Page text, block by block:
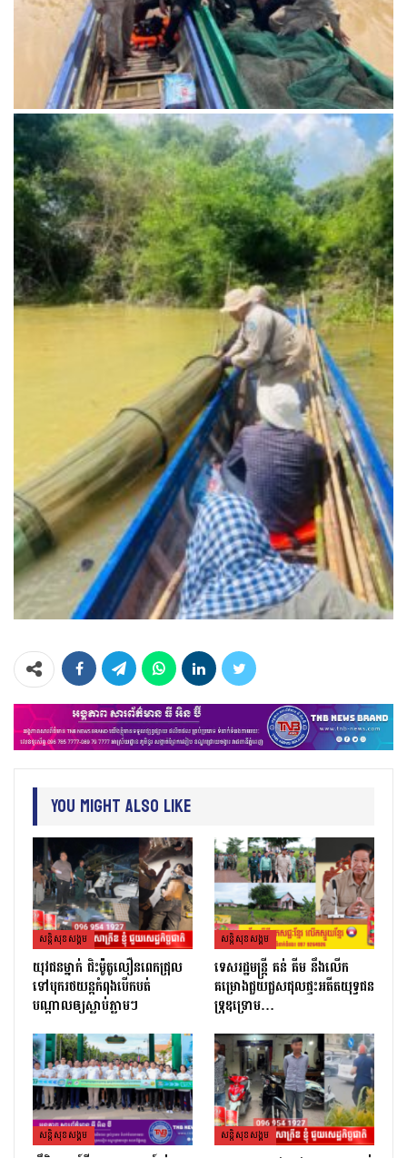
You Might Also Like
សន្តិសុខសង្គម
យុវជនម្នាក់ ជិះម៉ូតូលឿនពេកជ្រុល
ទៅបុករថយន្តកំពុងបើកបត់
បណ្តាលឲ្យស្លាប់ភ្លាមៗ
សន្តិសុខសង្គម
ទេសរដ្ឋមន្រ្តី គន់ គីម នឹងលើក
គម្រោងជួយជួសជុលផ្ទះអតីតយុទ្ធជន
ទ្រុឌទ្រោម…
សន្តិសុខសង្គម សន្តិសុខសង្គម